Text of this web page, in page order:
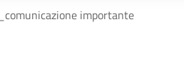
importante